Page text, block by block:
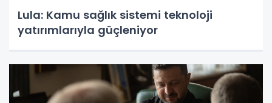
Lula: Kamu sağlık sistemi teknoloji
yatırımlarıyla güçleniyor